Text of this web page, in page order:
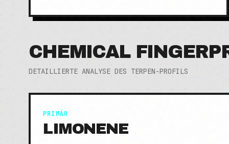
CHEMICAL
DETAILLIERTE ANALYSE DES TERPEN-PROFILS
PRIMÄR
LIMONENE